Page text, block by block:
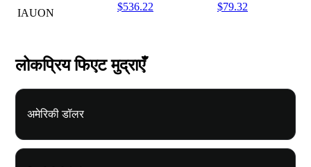
IAUON
$536.22 $79.32
लोकप्रिय फिएट मुद्राएँ
अमेरिकी डॉलर